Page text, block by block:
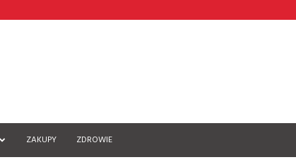
ZAKUPY ZDROWIE